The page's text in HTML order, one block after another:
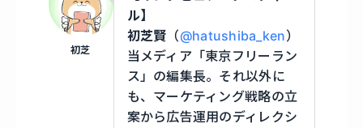
初芝
ル】
初芝賢 （@hatushiba_ken）
当メディア「東京フリーラン
ス」の編集長。それ以外に
も、マーケティング戦略の立
案から広告運用のディレクシ